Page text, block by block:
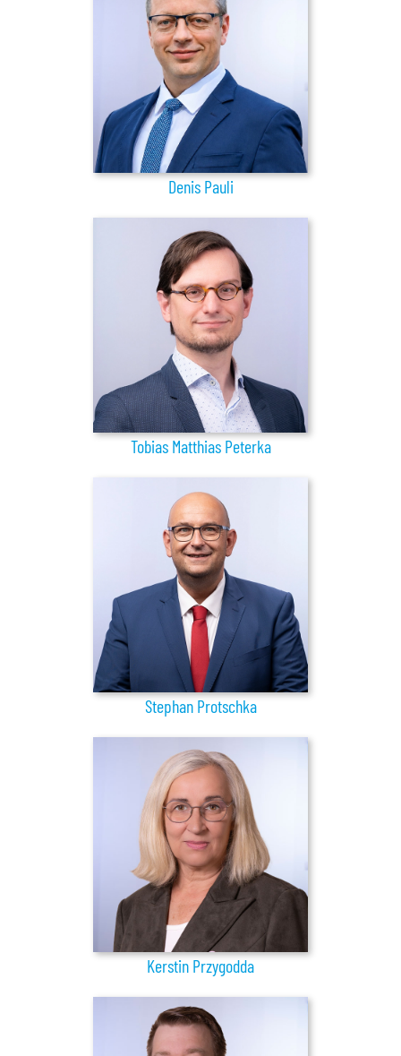
Denis Pauli
Tobias Matthias Peterka
Stephan Protschka
Kerstin Przygodda